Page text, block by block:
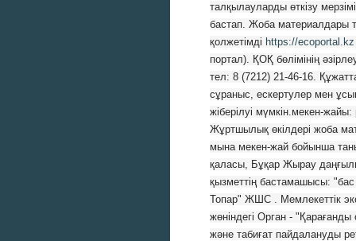
талқылауларды өткізу
бастап. Жоба материалдары
қолжетімді https://ecoportal.kz
портал). ҚОҚ бөлімінің
тел: 8 (7212) 21-46-16.
сұраныс, ескертулер мен
жіберілуі мүмкін.мекен-жайы:
Жұртшылық өкілдері жоба
мына мекен-жай бойынша
қаласы, Бұқар Жырау
қызметтің бастамашысы:
Топар" ЖШС . Мемлекеттік
жөніндегі Орган -
және табиғат пайдалануды